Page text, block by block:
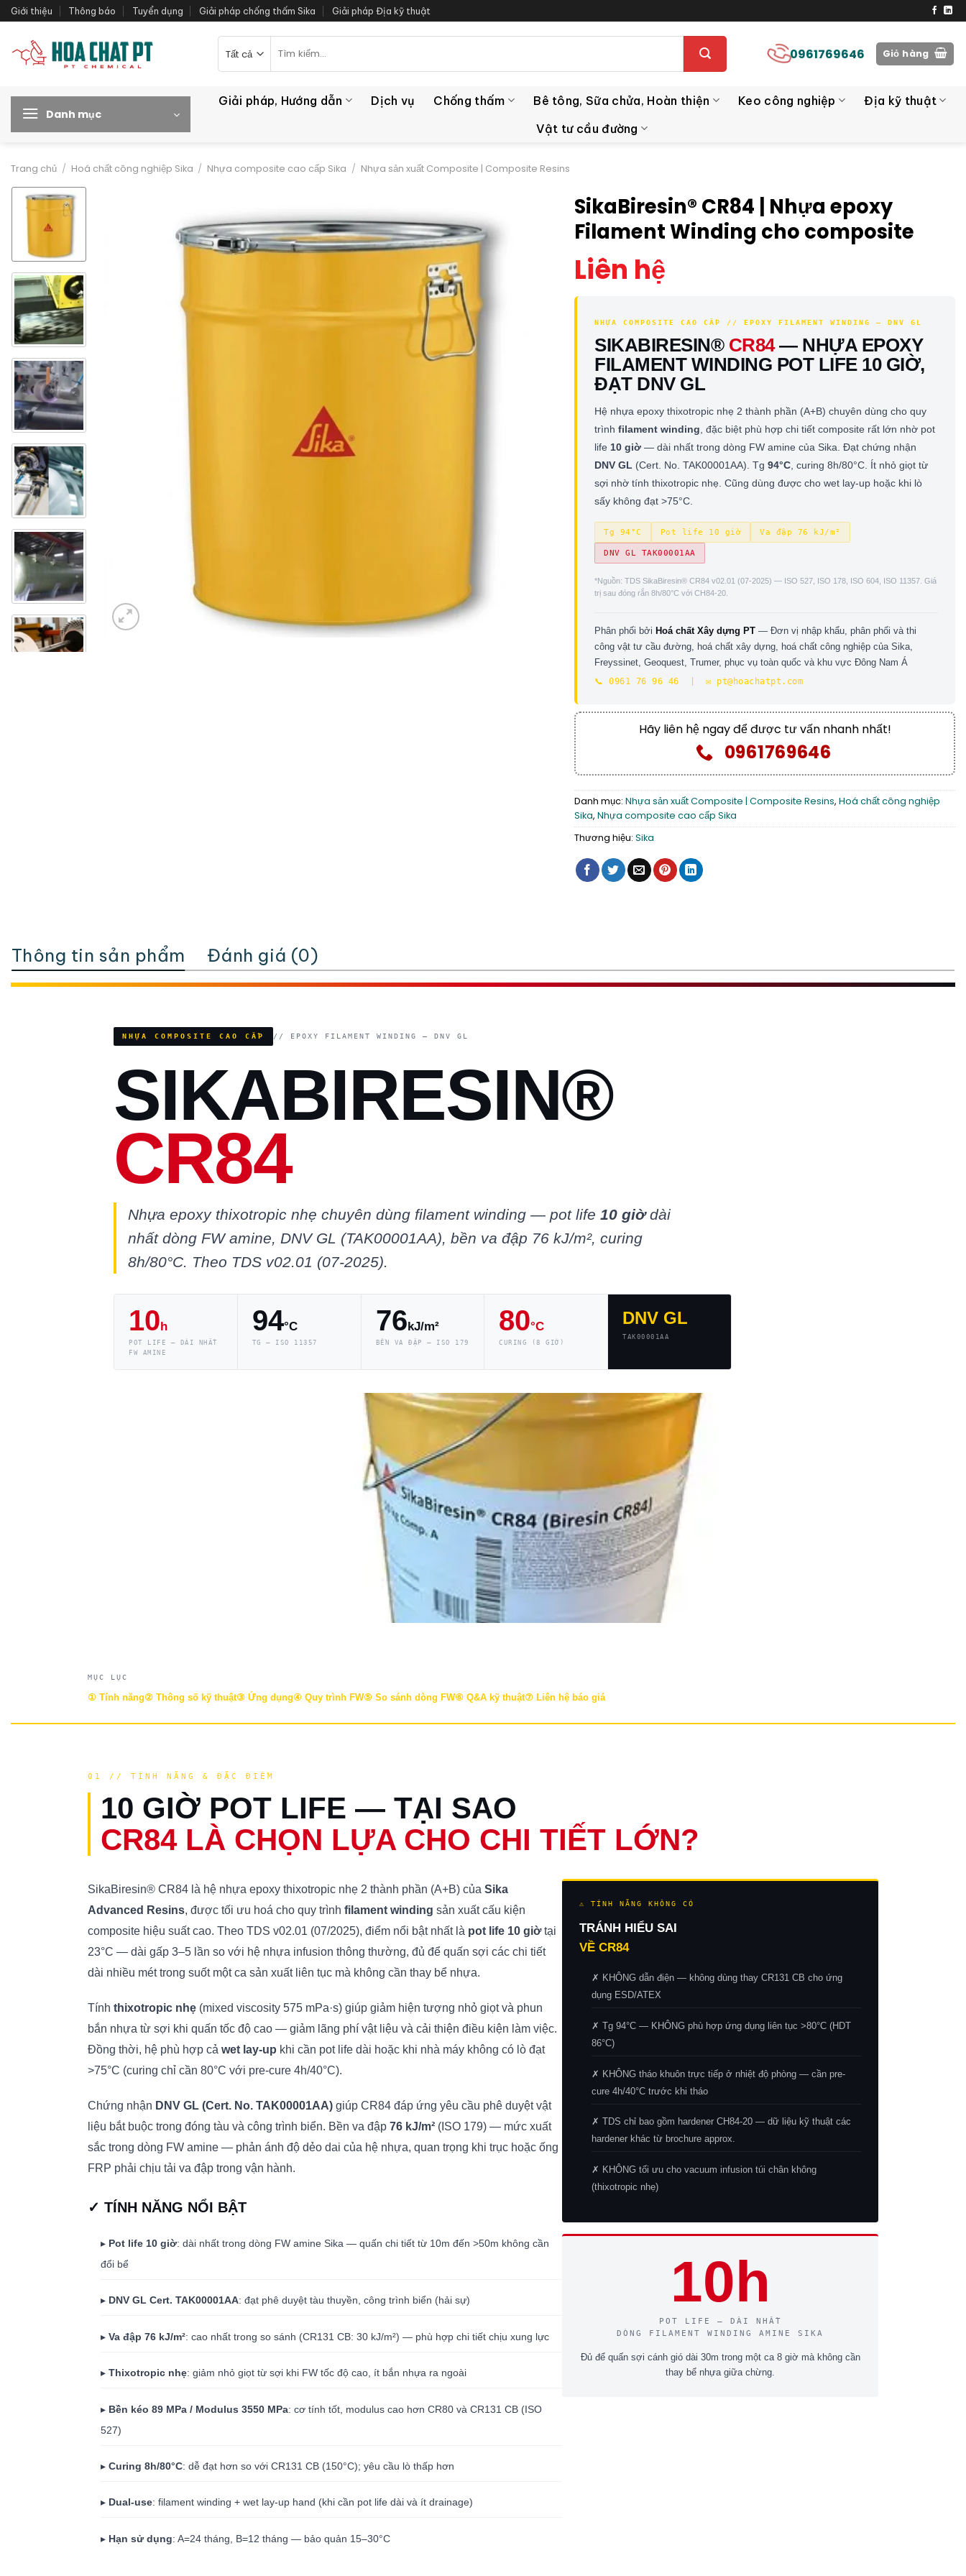
Bỏ
qua
dung
Giới thiệu Thông báo Tuyển dụng Giải pháp chống thấm Sika Giải pháp Địa kỹ thuật
kiếm:
0961769646 Giỏ hàng
Danh mục
Giải pháp, Hướng dẫn Dịch vụ Chống thấm Bê tông, Sữa chửa, Hoàn thiện Keo công nghiệp
Địa kỹ thuật
Vật tư cầu đường
Trang chủ / Hoá chất công nghiệp Sika / Nhựa composite cao cấp Sika / Nhựa sản xuất Composite | Composite Resins
SikaBiresin® CR84 | Nhựa epoxy
Filament Winding cho composite
Liên hệ
NHỰA COMPOSITE CAO CẤP // EPOXY FILAMENT WINDING — DNV GL
SIKABIRESIN® CR84— NHỰA EPOXY
FILAMENT WINDING POT LIFE 10 GIỜ,
ĐẠT DNV GL
Hệ nhựa epoxy thixotropic nhẹ 2 thành phần (A+B) chuyên dùng cho quy
trình filament winding , đặc biệt phù hợp chi tiết composite rất lớn nhờ pot
life 10 giờ — dài nhất trong dòng FW amine của Sika. Đạt chứng nhận
DNV GL (Cert. No. TAK00001AA). Tg 94°C , curing 8h/80°C. Ít nhỏ giọt từ
sợi nhờ tính thixotropic nhẹ. Cũng dùng được cho wet lay-up hoặc khi lò
sấy không đạt >75°C.
Tg 94°C Pot life 10 giờ Va đập 76 kJ/m²
DNV GL TAK00001AA
*Nguồn: TDS SikaBiresin® CR84 v02.01 (07-2025) — ISO 527, ISO 178, ISO 604, ISO 11357. Giá
trị sau đóng rắn 8h/80°C với CH84-20.
Phân phối bởi Hoá chất Xây dựng PT — Đơn vị nhập khẩu, phân phối và thi
công vật tư cầu đường, hoá chất xây dựng, hoá chất công nghiệp của Sika,
Freyssinet, Geoquest, Trumer, phục vụ toàn quốc và khu vực Đông Nam Á
📞 0961 76 96 46 | ✉️ pt@hoachatpt.com
Hãy liên hệ ngay để được tư vấn nhanh nhất!
0961769646
Danh mục: Nhựa sản xuất Composite | Composite Resins, Hoá chất công nghiệp
Sika, Nhựa composite cao cấp Sika
Thương hiệu: Sika
Thông tin sản phẩm Đánh giá (0)
NHỰA COMPOSITE CAO CẤP // EPOXY FILAMENT WINDING — DNV GL
SIKABIRESIN®
CR84
Nhựa epoxy thixotropic nhẹ chuyên dùng filament winding — pot life 10 giờdài
nhất dòng FW amine, DNV GL (TAK00001AA), bền va đập 76 kJ/m², curing
8h/80°C. Theo TDS v02.01 (07-2025).
10h
POT LIFE — DÀI NHẤT
FW AMINE
94°C
TG — ISO 11357
76kJ/m²
BỀN VA ĐẬP — ISO 179
80°C
CURING (8 GIỜ)
DNV GL
TAK00001AA
MỤC LỤC
① Tính năng② Thông số kỹ thuật③ Ứng dụng④ Quy trình FW⑤ So sánh dòng FW⑥ Q&A kỹ thuật⑦ Liên hệ báo giá
01 // TÍNH NĂNG & ĐẶC ĐIỂM
10 GIỜ POT LIFE — TẠI SAO
CR84 LÀ CHỌN LỰA CHO CHI TIẾT LỚN?
SikaBiresin® CR84 là hệ nhựa epoxy thixotropic nhẹ 2 thành phần (A+B) của Sika
Advanced Resins, được tối ưu hoá cho quy trình filament winding sản xuất cấu kiện
composite hiệu suất cao. Theo TDS v02.01 (07/2025), điểm nổi bật nhất là pot life 10 giờtại
23°C — dài gấp 3–5 lần so với hệ nhựa infusion thông thường, đủ để quấn sợi các chi tiết
dài nhiều mét trong suốt một ca sản xuất liên tục mà không cần thay bể nhựa.
Tính thixotropic nhẹ (mixed viscosity 575 mPa·s) giúp giảm hiện tượng nhỏ giọt và phun
bắn nhựa từ sợi khi quấn tốc độ cao — giảm lãng phí vật liệu và cải thiện điều kiện làm việc.
Đồng thời, hệ phù hợp cả wet lay-up khi cần pot life dài hoặc khi nhà máy không có lò đạt
>75°C (curing chỉ cần 80°C với pre-cure 4h/40°C).
Chứng nhận DNV GL (Cert. No. TAK00001AA) giúp CR84 đáp ứng yêu cầu phê duyệt vật
liệu bắt buộc trong đóng tàu và công trình biển. Bền va đập 76 kJ/m² (ISO 179) — mức xuất
sắc trong dòng FW amine — phản ánh độ dẻo dai của hệ nhựa, quan trọng khi trục hoặc ống
FRP phải chịu tải va đập trong vận hành.
✓ TÍNH NĂNG NỔI BẬT
▸ Pot life 10 giờ: dài nhất trong dòng FW amine Sika — quấn chi tiết từ 10m đến >50m không cần
đổi bể
▸ DNV GL Cert. TAK00001AA: đạt phê duyệt tàu thuyền, công trình biển (hải sự)
▸Va đập 76 kJ/m²: cao nhất trong so sánh (CR131 CB: 30 kJ/m²) — phù hợp chi tiết chịu xung lực
▸Thixotropic nhẹ: giảm nhỏ giọt từ sợi khi FW tốc độ cao, ít bắn nhựa ra ngoài
▸ Bền kéo 89 MPa / Modulus 3550 MPa: cơ tính tốt, modulus cao hơn CR80 và CR131 CB (ISO
527)
▸Curing 8h/80°C: dễ đạt hơn so với CR131 CB (150°C); yêu cầu lò thấp hơn
▸ Dual-use: filament winding + wet lay-up hand (khi cần pot life dài và ít drainage)
▸ Hạn sử dụng: A=24 tháng, B=12 tháng — bảo quản 15–30°C
⚠ TÍNH NĂNG KHÔNG CÓ
TRÁNH HIỂU SAI
VỀ CR84
✗ KHÔNG dẫn điện — không dùng thay CR131 CB cho ứng
dụng ESD/ATEX
✗ Tg 94°C — KHÔNG phù hợp ứng dụng liên tục >80°C (HDT
86°C)
✗ KHÔNG tháo khuôn trực tiếp ở nhiệt độ phòng — cần pre-
cure 4h/40°C trước khi tháo
✗ TDS chỉ bao gồm hardener CH84-20 — dữ liệu kỹ thuật các
hardener khác từ brochure approx.
✗ KHÔNG tối ưu cho vacuum infusion túi chân không
(thixotropic nhẹ)
10h
POT LIFE — DÀI NHẤT
DÒNG FILAMENT WINDING AMINE SIKA
Đủ để quấn sợi cánh gió dài 30m trong một ca 8 giờ mà không cần
thay bể nhựa giữa chừng.